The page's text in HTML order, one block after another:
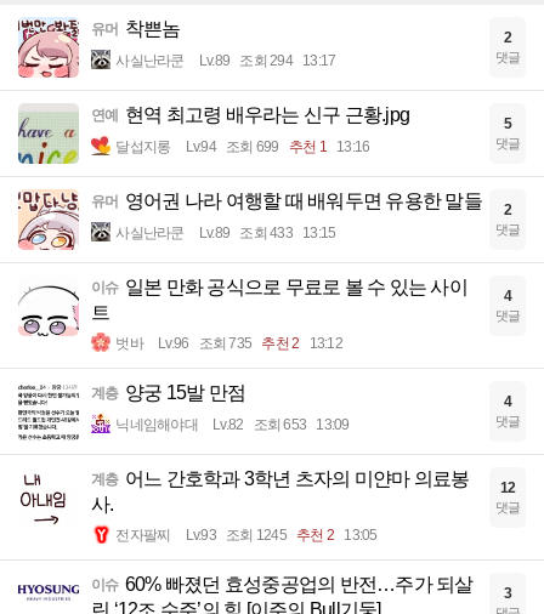
유머 착쁜놈
사실난라쿤 Lv.89 조회 294 13:17
2
댓글
연예 현역 최고령 배우라는 신구 근황.jpg
달섭지롱 Lv.94 조회 699 추천 1 13:16
5
댓글
유머 영어권 나라 여행할 때 배워두면 유용한 말들
사실난라쿤 Lv.89 조회 433 13:15
2
댓글
이슈 일본 만화 공식으로 무료로 볼 수 있는 사이
트
벗바 Lv.96 조회 735 추천 2 13:12
4
댓글
계층 양궁 15발 만점
닉네임해야대 Lv.82 조회 653 13:09
4
댓글
계층 어느 간호학과 3학년 츠자의 미얀마 의료봉
사.
전자팔찌 Lv.93 조회 1245 추천 2 13:05
12
댓글
이슈 60% 빠졌던 효성중공업의 반전…주가 되살
린 ‘12조 수주’의 힘 [이주의 Bull기둥]
3